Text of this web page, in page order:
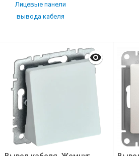
Лицевые панели
вывода кабеля